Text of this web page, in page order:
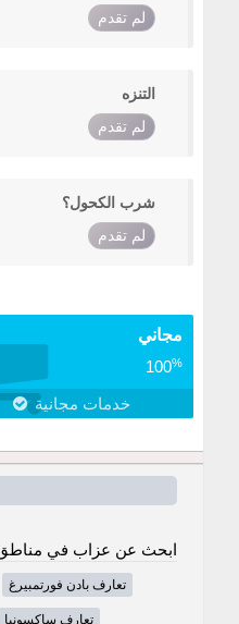
لم تقدم
التنزه
لم تقدم
شرب الكحول؟
لم تقدم
مجاني
100%
خدمات مجانية
ابحث عن عزاب في مناطق:
تعارف بادن فورتمبيرغ
تعارف ساكسونيا